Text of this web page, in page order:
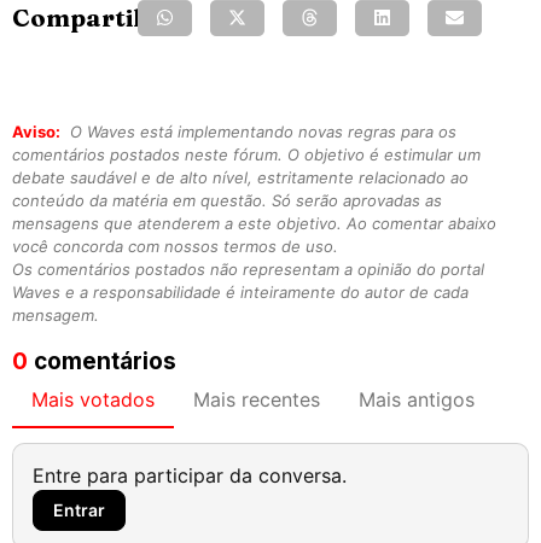
Compartilhe:
Aviso:
O Waves está implementando novas regras para os
comentários postados neste fórum. O objetivo é estimular um
debate saudável e de alto nível, estritamente relacionado ao
conteúdo da matéria em questão. Só serão aprovadas as
mensagens que atenderem a este objetivo. Ao comentar abaixo
você concorda com nossos termos de uso.
Os comentários postados não representam a opinião do portal
Waves e a responsabilidade é inteiramente do autor de cada
mensagem.
0 comentários
Mais votados Mais recentes Mais antigos
Entre para participar da conversa.
Entrar